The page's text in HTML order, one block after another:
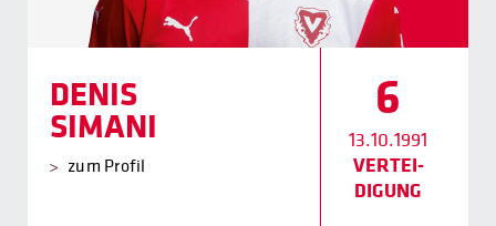
DENIS
SIMANI
zum Profil
6
13.10.1991
VERTEI­
DIGUNG